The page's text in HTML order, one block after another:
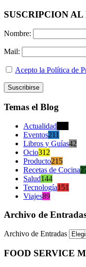
SUSCRIPCION
Nombre:
Mail:
Acepto la Política de
Temas el Blog
Actualidad
Eventos211
Libros y Guías42
Ocio312
Producto215
Recetas de Cocina
Salud144
Tecnología151
Viajes89
Archivo de
Archivo de Entradas
FOOD SERVICE